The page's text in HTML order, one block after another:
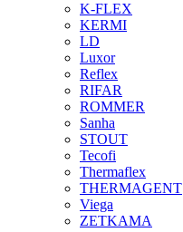
K-FLEX
KERMI
LD
Luxor
Reflex
RIFAR
ROMMER
Sanha
STOUT
Tecofi
Thermaflex
THERMAGENT
Viega
ZETKAMA